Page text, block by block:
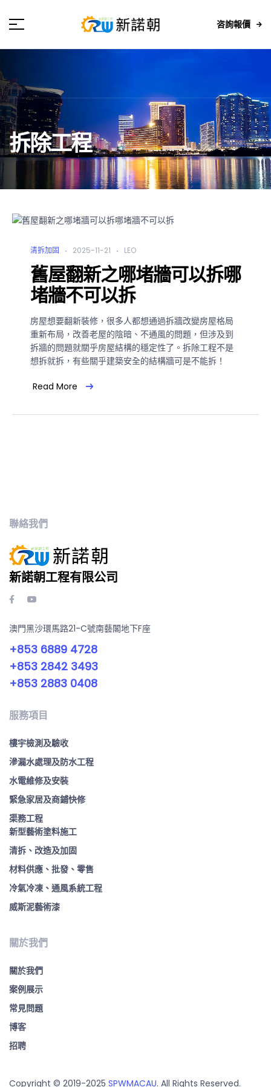
咨詢報價
拆除工程
清拆加固 2025-11-21 LEO
舊屋翻新之哪堵牆可以拆哪
堵牆不可以拆
房屋想要翻新裝修，很多人都想通過拆牆改變房屋格局
重新布局，改善老屋的陰暗、不通風的問題，但涉及到
拆牆的問題就關乎房屋結構的穩定性了。拆除工程不是
想拆就拆，有些關乎建築安全的結構牆可是不能拆！
Read More
聯絡我們
新諾朝工程有限公司
澳門黑沙環馬路21-C號南藝閣地下F座
+853 6889 4728
+853 2842 3493
+853 2883 0408
服務項目
樓宇檢測及驗收
滲漏水處理及防水工程
水電維修及安裝
緊急家居及商鋪快修
渠務工程
新型藝術塗料施工
清拆、改造及加固
材料供應、批發、零售
冷氣冷凍、通風系統工程
威斯泥藝術漆
關於我們
關於我們
案例展示
常見問題
博客
招聘
Copyright © 2019-2025 SPWMACAU. All Rights Reserved.